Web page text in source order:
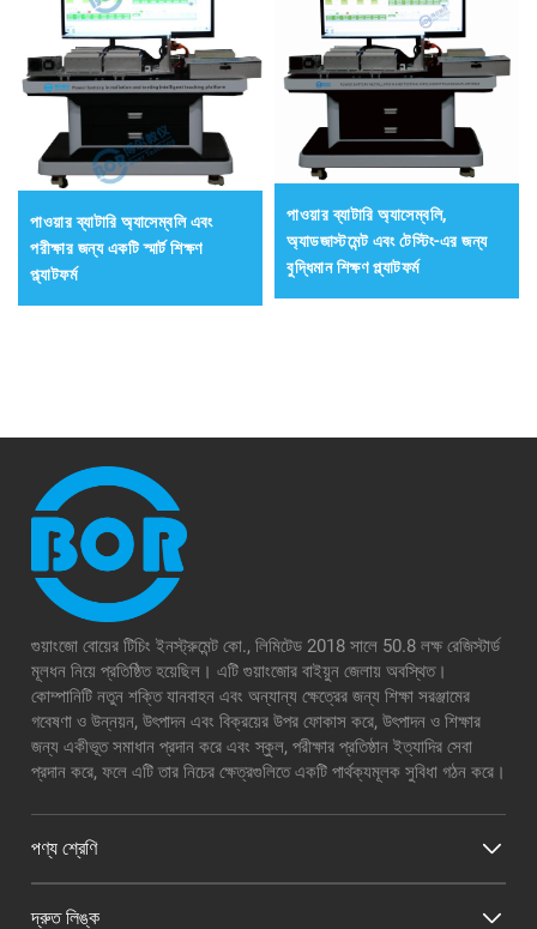
পাওয়ার ব্যাটারি অ্যাসেম্বলি এবং
পরীক্ষার জন্য একটি স্মার্ট শিক্ষণ
প্ল্যাটফর্ম
পাওয়ার ব্যাটারি অ্যাসেম্বলি,
অ্যাডজাস্টমেন্ট এবং টেস্টিং-এর জন্য
বুদ্ধিমান শিক্ষণ প্ল্যাটফর্ম
গুয়াংজো বোয়ের টিচিং ইনস্ট্রুমেন্ট কো., লিমিটেড 2018 সালে 50.8 লক্ষ রেজিস্টার্ড
মূলধন নিয়ে প্রতিষ্ঠিত হয়েছিল। এটি গুয়াংজোর বাইয়ুন জেলায় অবস্থিত।
কোম্পানিটি নতুন শক্তি যানবাহন এবং অন্যান্য ক্ষেত্রের জন্য শিক্ষা সরঞ্জামের
গবেষণা ও উন্নয়ন, উৎপাদন এবং বিক্রয়ের উপর ফোকাস করে, উৎপাদন ও শিক্ষার
জন্য একীভূত সমাধান প্রদান করে এবং স্কুল, পরীক্ষার প্রতিষ্ঠান ইত্যাদির সেবা
প্রদান করে, ফলে এটি তার নিচের ক্ষেত্রগুলিতে একটি পার্থক্যমূলক সুবিধা গঠন করে।
পণ্য শ্রেণি
দ্রুত লিঙ্ক